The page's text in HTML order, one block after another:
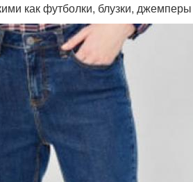
как футболки, блузки, джемперы